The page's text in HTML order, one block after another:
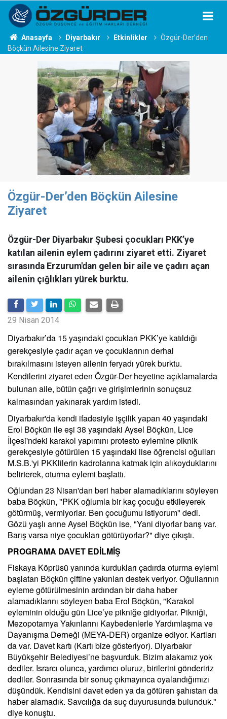
Anasayfa Diyarbakır Etkinlikler
Özgür-Der’den
Böçkün Ailesine Ziyaret
Özgür-Der’den Böçkün Ailesine
Ziyaret
Özgür-Der Diyarbakır Şubesi çocukları PKK’ye
katılan ailenin eylem çadırını ziyaret etti. Ziyaret
sırasında Erzurum'dan gelen bir aile ve çadırı açan
ailenin çığlıkları yürek burktu.
29 Nisan 2014
Diyarbakır’da 15 yaşındaki çocukları PKK’ye katıldığı
gerekçesiyle çadır açan ve çocuklarının derhal
bırakılmasını isteyen ailenin feryadı yürek burktu.
Kendilerini ziyaret eden Özgür-Der heyetine açıklamalarda
bulunan aile, bütün çağrı ve girişimlerinin sonuçsuz
kalmasından yakınarak yardım istedi.
Diyarbakır'da kendi ifadesiyle işçilik yapan 40 yaşındaki
Erol Böçkün ile eşi 38 yaşındaki Aysel Böçkün, Lice
İlçesi'ndeki karakol yapımını protesto eylemine piknik
gerekçesiyle götürülen 15 yaşındaki lise öğrencisi oğulları
M.S.B.'yi PKKlilerin kadrolarına katmak için alıkoyduklarını
belirterek, oturma eylemi başlattı.
Oğlundan 23 Nisan'dan beri haber alamadıklarını söyleyen
baba Böçkün, "PKK oğlumla bir kaç çocuğu etkileyerek
götürmüş, vermiyorlar. Ben çocuğumu istiyorum" dedi.
Gözü yaşlı anne Aysel Böçkün ise, "Yani diyorlar barış var.
Barış varsa niye çocukları götürüyorlar?" diye çıkıştı.
PROGRAMA DAVET EDİLMİŞ
Fiskaya Köprüsü yanında kurdukları çadırda oturma eylemi
başlatan Böçkün çiftine yakınları destek veriyor. Oğullarının
eyleme götürülmesinin ardından bir daha haber
alamadıklarını söyleyen baba Erol Böçkün, "Karakol
eyleminin olduğu gün Lice’ye pikniğe gidiyorlar. Pikniği,
Mezopotamya Yakınlarını Kaybedenlerle Yardımlaşma ve
Dayanışma Derneği (MEYA-DER) organize ediyor. Kartları
da var. Davet kartı (Kartı bize gösteriyor). Diyarbakır
Büyükşehir Belediyesi’ne başvurduk. Bizim alakamız yok
dediler. Israrcı olunca, yardımcı oluruz, birilerini göndeririz
dediler. Sonrasında bir sonuç çıkmayınca oyalandığımızı
düşündük. Kendisini davet eden ya da götüren şahıstan da
haber alamadık. Savcılığa da suç duyurusunda bulunduk."
diye konuştu.